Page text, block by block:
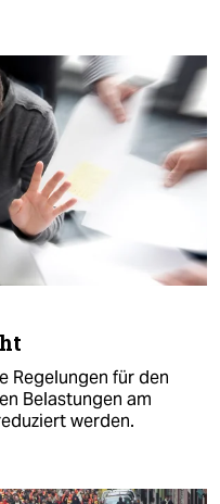
Regelungen für den
Belastungen am
werden.